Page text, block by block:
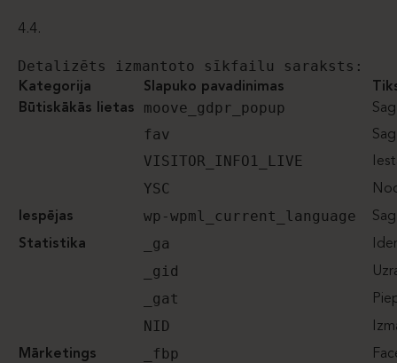
4.4.
Detalizēts izmantoto sīkfailu saraksts:
Kategorija Slapuko pavadinimas
Būtiskākās lietas
moove_gdpr_popup
fav
VISITOR_INFO1_LIVE
YSC
Iespējas
wp-wpml_current_language
Statistika
_ga
_gid
_gat
NID
Mārketings
_fbp